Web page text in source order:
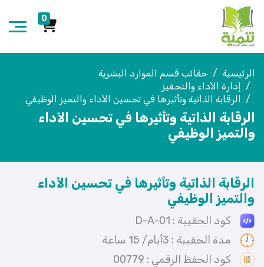
0
الرئيسية
حقائب قسم الموارد البشرية
إدارة الأداء والتحفيز
الرقابة الذاتية وتأثيرها في تحسين الأداء والتميز الوظيفي
الرقابة الذاتية وتأثيرها في تحسين الأداء
والتميز الوظيفي
الرقابة الذاتية وتأثيرها في تحسين الأداء
والتميز الوظيفي
كود الحقيبة : D-A-01
مدة الحقيبة : 3أيام/ 15 ساعة
كود الحفظ الرقمي : 00779